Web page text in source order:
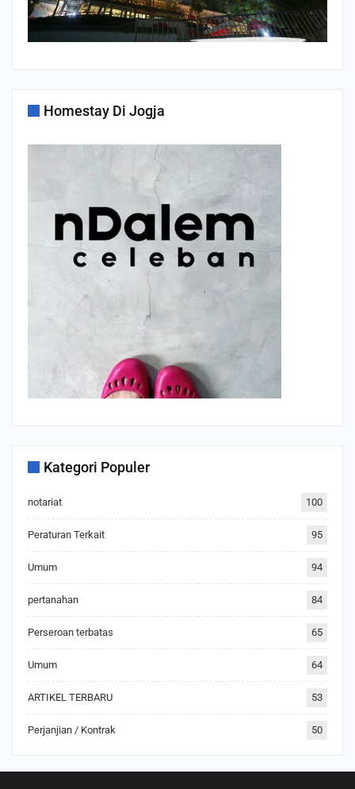
Homestay Di Jogja
Kategori Populer
notariat 100
Peraturan Terkait 95
Umum 94
pertanahan 84
Perseroan terbatas 65
Umum 64
ARTIKEL TERBARU 53
Perjanjian / Kontrak 50